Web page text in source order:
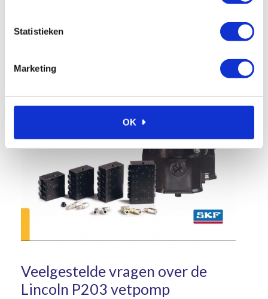
Statistieken
Marketing
OK
Veelgestelde vragen over de
Lincoln P203 vetpomp